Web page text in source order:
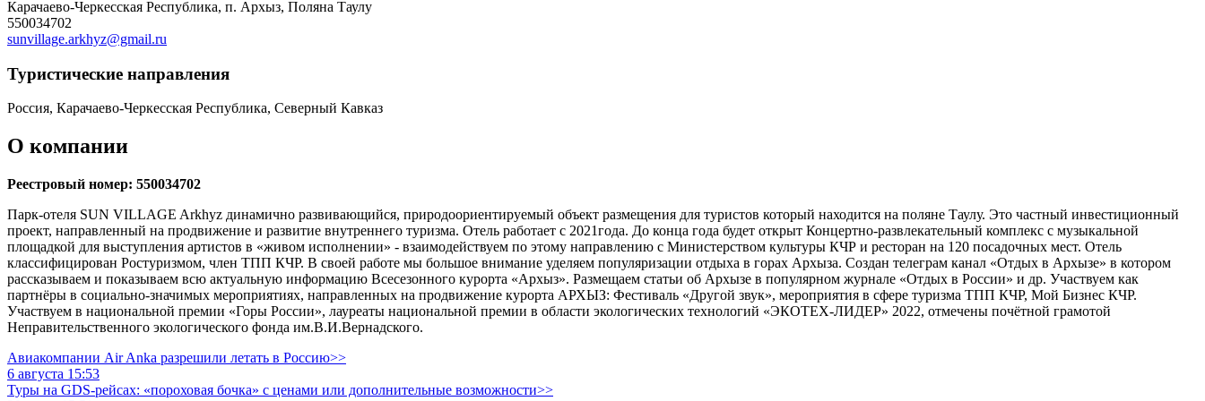
Карачаево-Черкесская Республика, п. Архыз, Поляна Таулу
550034702
sunvillage.arkhyz@gmail.ru
Туристическиe направления
Россия, Карачаево-Черкесская Республика, Северный Кавказ
О компании
Реестровый номер: 550034702
Парк-отеля SUN VILLAGE Arkhyz динамично развивающийся, природоориентируемый объект размещения для туристов который находится на поляне Таулу. Это частный инвестиционный
проект, направленный на продвижение и развитие внутреннего туризма. Отель работает с 2021года. До конца года будет открыт Концертно-развлекательный комплекс с музыкальной
площадкой для выступления артистов в «живом исполнении» - взаимодействуем по этому направлению с Министерством культуры КЧР и ресторан на 120 посадочных мест. Отель
классифицирован Ростуризмом, член ТПП КЧР. В своей работе мы большое внимание уделяем популяризации отдыха в горах Архыза. Создан телеграм канал «Отдых в Архызе» в котором
рассказываем и показываем всю актуальную информацию Всесезонного курорта «Архыз». Размещаем статьи об Архызе в популярном журнале «Отдых в России» и др. Участвуем как
партнёры в социально-значимых мероприятиях, направленных на продвижение курорта АРХЫЗ: Фестиваль «Другой звук», мероприятия в сфере туризма ТПП КЧР, Мой Бизнес КЧР.
Участвуем в национальной премии «Горы России», лауреаты национальной премии в области экологических технологий «ЭКОТЕХ-ЛИДЕР» 2022, отмечены почётной грамотой
Неправительственного экологического фонда им.В.И.Вернадского.
Авиакомпании Air Anka разрешили летать в Россию>>
6 августа 15:53
Туры на GDS-рейсах: «пороховая бочка» с ценами или дополнительные возможности>>